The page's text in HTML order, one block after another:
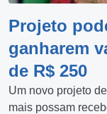
Projeto
ganharem
de R$ 250
Um novo projeto
mais possam